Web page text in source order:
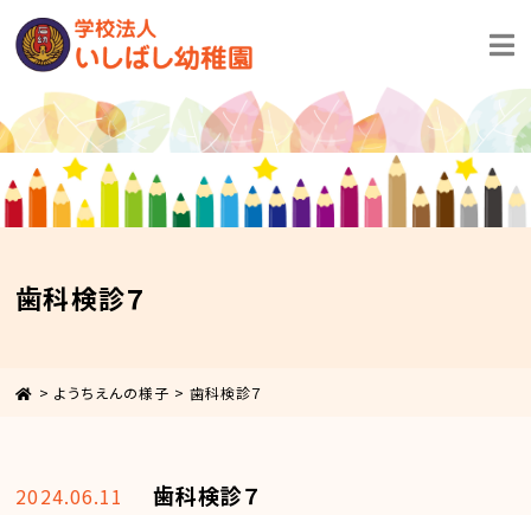
歯科検診７
> ようちえんの様子 >歯科検診７
2024.06.11 歯科検診７